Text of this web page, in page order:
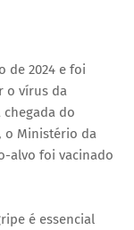
de 2024 e foi
o vírus da
do
o Ministério da
alvo foi vacinado
é essencial